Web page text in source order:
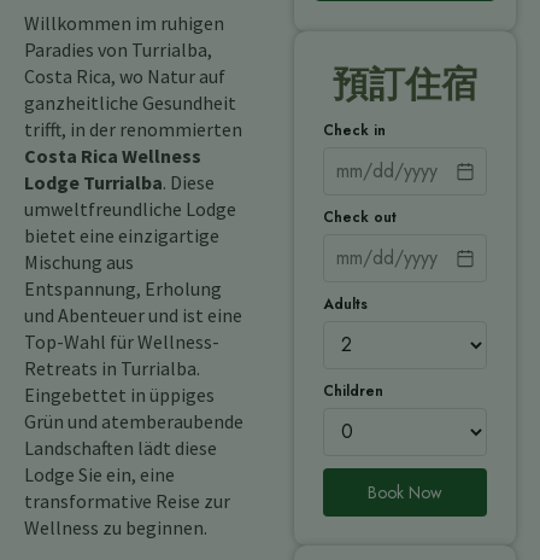
Willkommen im ruhigen
Paradies von Turrialba,
Costa Rica, wo Natur auf
ganzheitliche Gesundheit
trifft, in der renommierten
Costa Rica Wellness
Lodge Turrialba. Diese
umweltfreundliche Lodge
bietet eine einzigartige
Mischung aus
Entspannung, Erholung
und Abenteuer und ist eine
Top-Wahl für Wellness-
Retreats in Turrialba.
Eingebettet in üppiges
Grün und atemberaubende
Landschaften lädt diese
Lodge Sie ein, eine
transformative Reise zur
Wellness zu beginnen.
預訂住宿
Check in
Check out
Adults
Children
Book Now